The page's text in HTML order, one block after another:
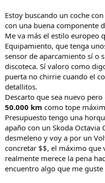
Estoy buscando un coche
con una buena componente
Me va más el estilo europeo
Equipamiento, que tenga
sensor de aparcamiento sí o
discoteca. Sí valoro como
puerta no chirrie cuando el
detallitos.
Descarto que sea nuevo
50.000 km como tope
Presupuesto tengo una
apaño con un Skoda Octavia
desmeleno y voy a por un
concretar $$, el máximo que
realmente merece la pena
encuentro algo que me